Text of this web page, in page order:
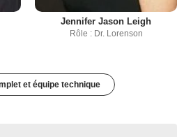
Jennifer Jason Leigh
Rôle : Dr. Lorenson
et équipe technique